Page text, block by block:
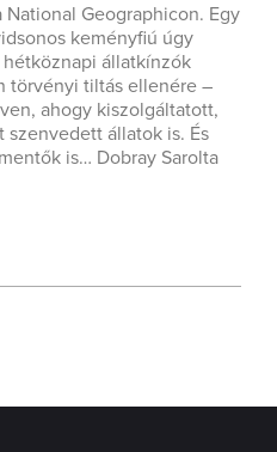
Geographicon. Egy
keményfiú úgy
állatkínzók
törvényi tiltás ellenére –
ahogy kiszolgáltatott,
szenvedett állatok is. És
is… Dobray Sarolta